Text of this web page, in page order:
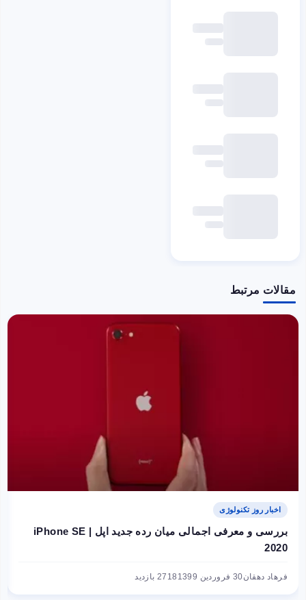
مقالات مرتبط
اخبار روز تکنولوژی
بررسی و معرفی اجمالی میان رده جدید اپل | iPhone SE
2020
فرهاد دهقان30 فروردین 1399 2718 بازدید